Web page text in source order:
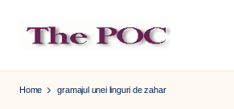
content
Home gramajul unei linguri de zahar